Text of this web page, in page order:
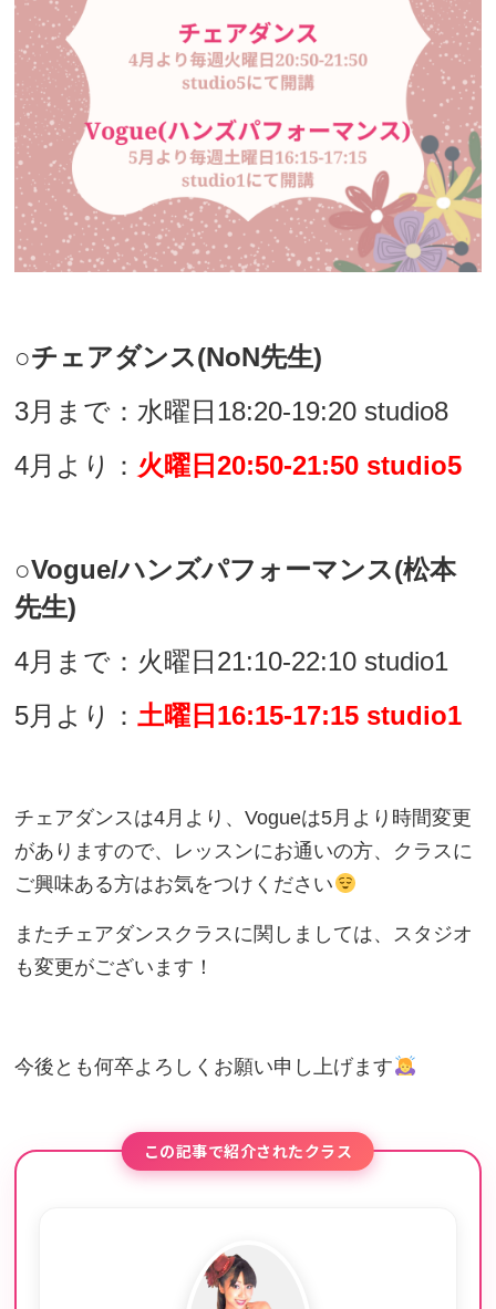
○チェアダンス(NoN先生)
3月まで：水曜日18:20-19:20 studio8
4月より： 火曜日20:50-21:50 studio5
○Vogue/ハンズパフォーマンス(松本
先生)
4月まで：火曜日21:10-22:10 studio1
5月より：土曜日16:15-17:15 studio1
チェアダンスは4月より、Vogueは5月より時間変更
がありますので、レッスンにお通いの方、クラスに
ご興味ある方はお気をつけください
またチェアダンスクラスに関しましては、スタジオ
も変更がございます！
今後とも何卒よろしくお願い申し上げます
この記事で紹介されたクラス